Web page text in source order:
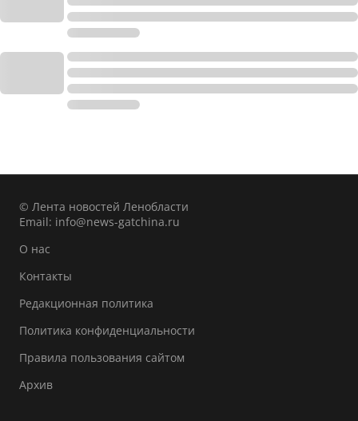
© Лента новостей Ленобласти
Email: info@news-gatchina.ru
О нас
Контакты
Редакционная политика
Политика конфиденциальности
Правила пользования сайтом
Архив